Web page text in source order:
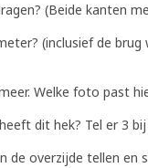
(Beide kanten
(inclusief de
Welke foto past
dit hek? Tel er 3
de overzijde tellen en